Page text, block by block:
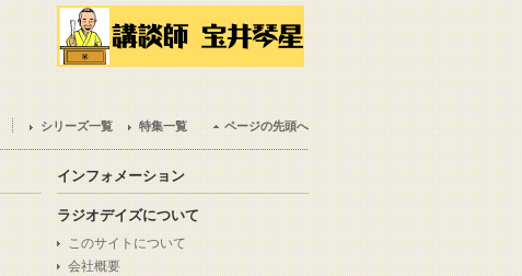
シリーズ一覧 特集一覧 ページの先頭へ
インフォメーション
ラジオデイズについて
このサイトについて
会社概要